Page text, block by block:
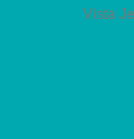
Vista